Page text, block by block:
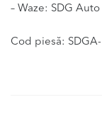
– Waze: SDG
Cod piesă: